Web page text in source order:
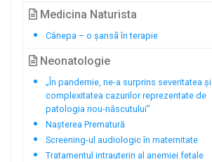
Medicina Naturista
Cânepa – o șansã în terapie
Neonatologie
„În pandemie, ne-a surprins severitatea și
complexitatea cazurilor reprezentate de
patologia nou-născutului”
Nașterea Prematură
Screening-ul audiologic în maternitate
Tratamentul intrauterin al anemiei fetale